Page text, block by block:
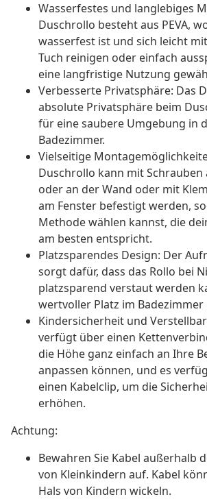
Wasserfestes und langlebiges
Duschrollo besteht aus PEVA,
wasserfest ist und sich leicht
Tuch reinigen oder einfach
eine langfristige Nutzung
Verbesserte Privatsphäre: Das
absolute Privatsphäre beim
für eine saubere Umgebung in
Badezimmer.
Vielseitige
Duschrollo kann mit Schrauben
oder an der Wand oder mit
am Fenster befestigt werden,
Methode wählen kannst, die
am besten entspricht.
Platzsparendes Design: Der
sorgt dafür, dass das Rollo bei
platzsparend verstaut werden
wertvoller Platz im
Kindersicherheit und
verfügt über einen
die Höhe ganz einfach an Ihre
anpassen können, und es
einen Kabelclip, um die
erhöhen.
Achtung:
Bewahren Sie Kabel außerhalb
von Kleinkindern auf. Kabel
Hals von Kindern wickeln.